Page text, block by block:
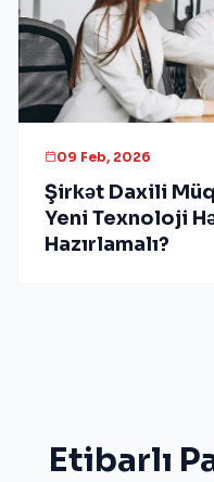
09 Feb, 2026
Şirkət Daxili
Yeni Texnoloji
Hazırlamalı?
Etibarlı